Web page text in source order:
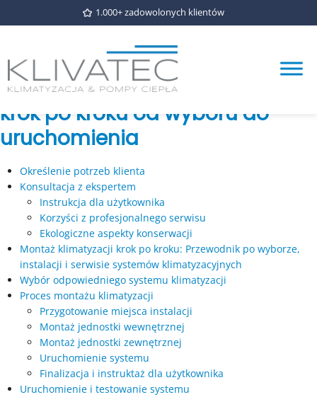
1.000+ zadowolonych klientów
Tag Archives for klimatyzacja
Montaż klimatyzacji – poradnik
krok po kroku od wyboru do
uruchomienia
Określenie potrzeb klienta
Konsultacja z ekspertem
Instrukcja dla użytkownika
Korzyści z profesjonalnego serwisu
Ekologiczne aspekty konserwacji
Montaż klimatyzacji krok po kroku: Przewodnik po wyborze,
instalacji i serwisie systemów klimatyzacyjnych
Wybór odpowiedniego systemu klimatyzacji
Proces montażu klimatyzacji
Przygotowanie miejsca instalacji
Montaż jednostki wewnętrznej
Montaż jednostki zewnętrznej
Uruchomienie systemu
Finalizacja i instruktaż dla użytkownika
Uruchomienie i testowanie systemu